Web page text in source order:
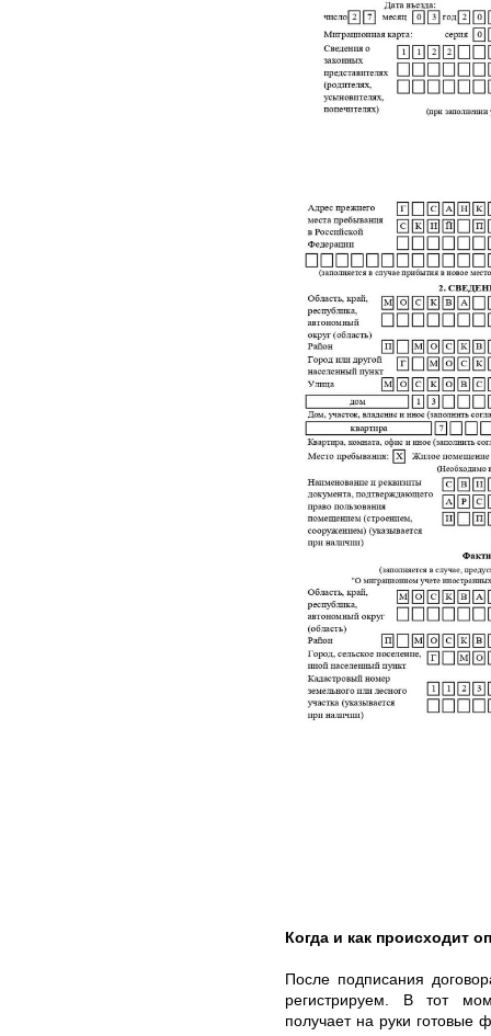
Когда и как происходит
После подписания
регистрируем. В тот
получает на руки